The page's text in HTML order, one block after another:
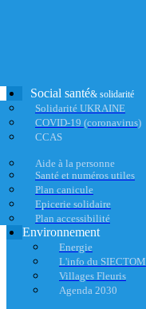
Social santé& solidarité
Solidarité UKRAINE
COVID-19 (coronavirus)
CCAS
Aide à la personne
Santé et numéros utiles
Plan canicule
Epicerie solidaire
Plan accessibilité
Environnement
Energie
L'info du SIECTOM
Villages Fleuris
Agenda 2030